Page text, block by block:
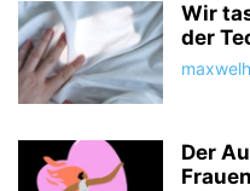
Wir
der
Der